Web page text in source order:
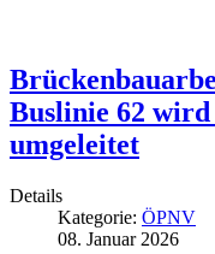
Buslinie 62 wird
umgeleitet
Details
Kategorie: ÖPNV
08. Januar 2026